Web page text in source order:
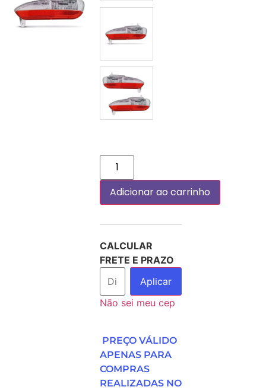
DIREITO (PASSAGEIRO)
PAR
Adicionar ao carrinho
CALCULAR
FRETE E PRAZO
Aplicar
Não sei meu cep
PREÇO VÁLIDO
APENAS PARA
COMPRAS
REALIZADAS NO